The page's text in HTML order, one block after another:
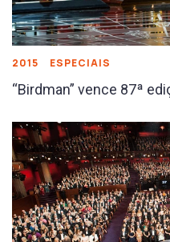
2015 ESPECIAIS
“Birdman” vence 87ª